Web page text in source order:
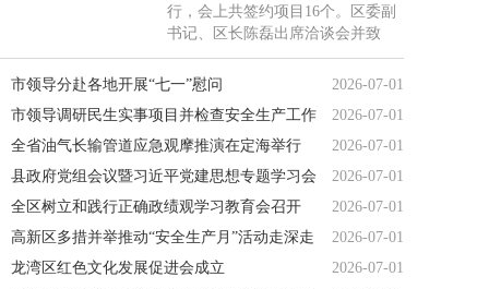
习近平党建思想讲授专题党课。副
县长参加会议，县人大、县政协有
关领导应邀参加会议。
行，会上共签约项目16个。区委副
书记、区长陈磊出席洽谈会并致
辞，区委副书记张成龙主持洽谈
会。来自上海及周边地区的40余名
作、共谋发展。
2026-07-01
市领导分赴各地开展“七一”慰问
2026-07-01
市领导调研民生实事项目并检查安全生产工作
2026-07-01
全省油气长输管道应急观摩推演在定海举行
2026-07-01
县政府党组会议暨习近平党建思想专题学习会
召开
2026-07-01
全区树立和践行正确政绩观学习教育会召开
2026-07-01
高新区多措并举推动“安全生产月”活动走深走
实
2026-07-01
龙湾区红色文化发展促进会成立